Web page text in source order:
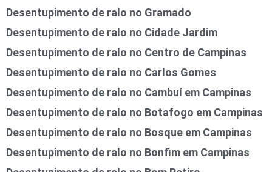
Desentupimento de ralo no Gramado
Desentupimento de ralo no Cidade Jardim
Desentupimento de ralo no Centro de Campinas
Desentupimento de ralo no Carlos Gomes
Desentupimento de ralo no Cambuí em Campinas
Desentupimento de ralo no Botafogo em Campinas
Desentupimento de ralo no Bosque em Campinas
Desentupimento de ralo no Bonfim em Campinas